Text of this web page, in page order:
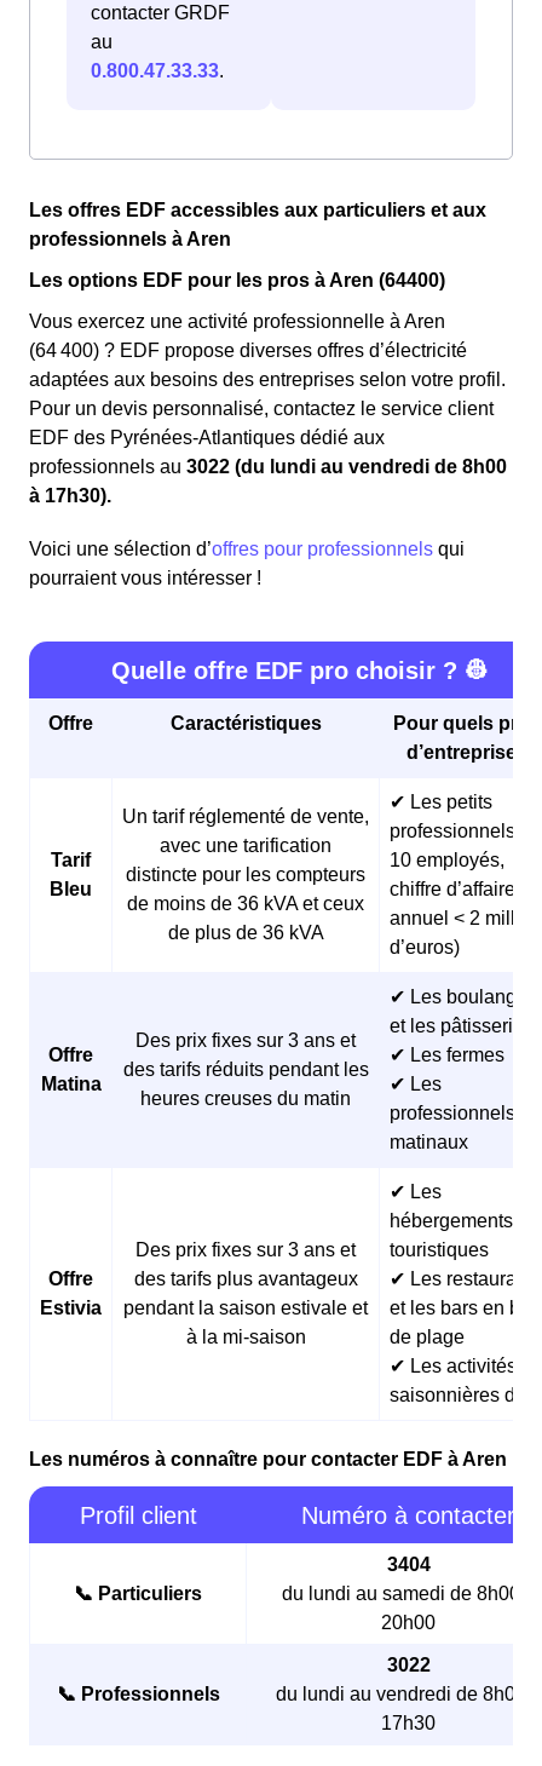
contacter GRDF
au
0.800.47.33.33.
Les offres EDF accessibles aux particuliers et aux
professionnels à Aren
Les options EDF pour les pros à Aren (64400)
Vous exercez une activité professionnelle à Aren
(64 400) ? EDF propose diverses offres d’électricité
adaptées aux besoins des entreprises selon votre profil.
Pour un devis personnalisé, contactez le service client
EDF des Pyrénées-Atlantiques dédié aux
professionnels au 3022 (du lundi au vendredi de 8h00
à 17h30).
Voici une sélection d’offres pour professionnels qui
pourraient vous intéresser !
Quelle offre EDF pro choisir ? 👷
Offre Caractéristiques
Pour quels
d’entreprises
Tarif
Bleu
Un tarif réglementé de vente,
avec une tarification
distincte pour les compteurs
de moins de 36 kVA et ceux
de plus de 36 kVA
✔ Les petits
professionnels (<
10 employés,
chiffre d’affaires
annuel < 2
d’euros)
Offre
Matina
Des prix fixes sur 3 ans et
des tarifs réduits pendant les
heures creuses du matin
✔ Les
et les pâtisseries
✔ Les fermes
✔ Les
professionnels
matinaux
Offre
Estivia
Des prix fixes sur 3 ans et
des tarifs plus avantageux
pendant la saison estivale et
à la mi-saison
✔ Les
hébergements
touristiques
✔ Les restaurants
et les bars en
de plage
✔ Les activités
saisonnières
Les numéros à connaître pour contacter EDF à Aren
Profil client Numéro à contacter
📞 Particuliers
3404
du lundi au samedi de 8h00 à
20h00
📞 Professionnels
3022
du lundi au vendredi de 8h00 à
17h30